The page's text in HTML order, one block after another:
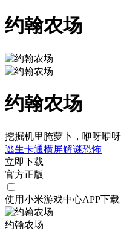
约翰农场
约翰农场
挖掘机里腌萝卜，咿呀咿
逃生卡通横屏解谜恐怖
立即下载
官方正版
使用小米游戏中心APP下载
约翰农场